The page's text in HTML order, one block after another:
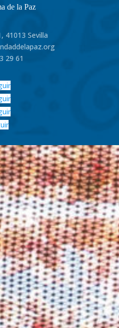
de la Paz
41013 Sevilla
29 61